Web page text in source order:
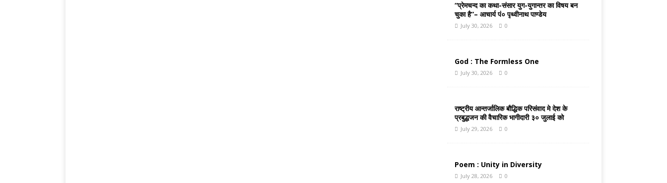
“प्रेमचन्द का कथा-संसार युग-युगान्तर का विषय बन
चुका है”– आचार्य पं० पृथ्वीनाथ पाण्डेय
July 30, 2026 0
God : The Formless One
July 30, 2026 0
राष्ट्रीय आन्तर्जालिक बौद्धिक परिसंवाद मे देश के
प्रबुद्धजन की वैचारिक भागीदारी ३० जुलाई को
July 29, 2026 0
Poem : Unity in Diversity
July 28, 2026 0